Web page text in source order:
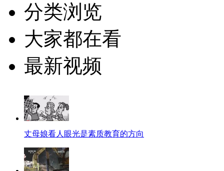
分类浏览
大家都在看
最新视频
丈母娘看人眼光是素质教育的方向